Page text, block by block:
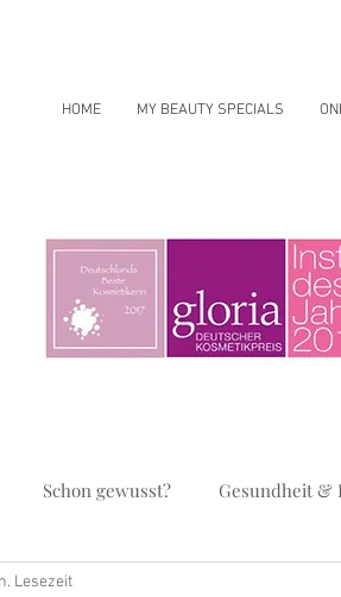
HOME MY BEAUTY SPECIALS
Schon gewusst? Gesundheit &
Lesezeit